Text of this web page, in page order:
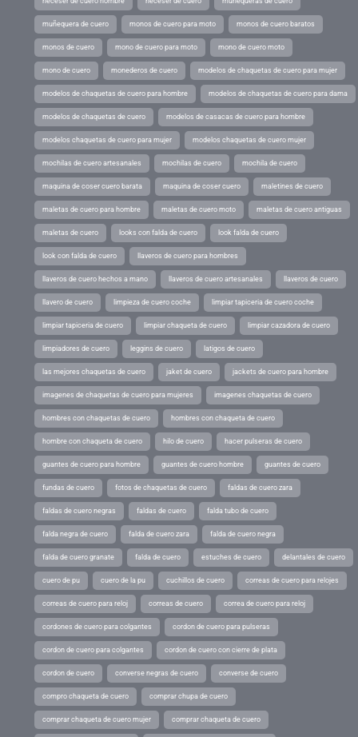
muñequera de cuero monos de cuero para moto monos de cuero baratos
monos de cuero mono de cuero para moto mono de cuero moto
mono de cuero monederos de cuero modelos de chaquetas de cuero para mujer
modelos de chaquetas de cuero para hombre modelos de chaquetas de cuero para dama
modelos de chaquetas de cuero modelos de casacas de cuero para hombre
modelos chaquetas de cuero para mujer modelos chaquetas de cuero mujer
mochilas de cuero artesanales mochilas de cuero mochila de cuero
maquina de coser cuero barata maquina de coser cuero maletines de cuero
maletas de cuero para hombre maletas de cuero moto maletas de cuero antiguas
maletas de cuero looks con falda de cuero look falda de cuero
look con falda de cuero llaveros de cuero para hombres
llaveros de cuero hechos a mano llaveros de cuero artesanales llaveros de cuero
llavero de cuero limpieza de cuero coche limpiar tapiceria de cuero coche
limpiar tapiceria de cuero limpiar chaqueta de cuero limpiar cazadora de cuero
limpiadores de cuero leggins de cuero latigos de cuero
las mejores chaquetas de cuero jaket de cuero jackets de cuero para hombre
imagenes de chaquetas de cuero para mujeres imagenes chaquetas de cuero
hombres con chaquetas de cuero hombres con chaqueta de cuero
hombre con chaqueta de cuero hilo de cuero hacer pulseras de cuero
guantes de cuero para hombre guantes de cuero hombre guantes de cuero
fundas de cuero fotos de chaquetas de cuero faldas de cuero zara
faldas de cuero negras faldas de cuero falda tubo de cuero
falda negra de cuero falda de cuero zara falda de cuero negra
falda de cuero granate falda de cuero estuches de cuero delantales de cuero
cuero de pu cuero de la pu cuchillos de cuero correas de cuero para relojes
correas de cuero para reloj correas de cuero correa de cuero para reloj
cordones de cuero para colgantes cordon de cuero para pulseras
cordon de cuero para colgantes cordon de cuero con cierre de plata
cordon de cuero converse negras de cuero converse de cuero
compro chaqueta de cuero comprar chupa de cuero
comprar chaqueta de cuero mujer comprar chaqueta de cuero